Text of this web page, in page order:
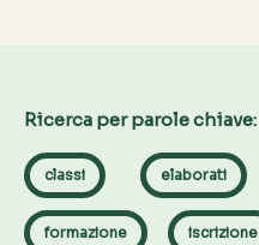
Ricerca per parole chiave:
classi elaborati
formazione iscrizione